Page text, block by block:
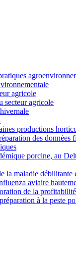
agricole
secteur agricole
productions
des données
porcine, au
la maladie débilitante
aviaire
de la
à la peste